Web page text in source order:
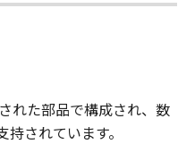
れた部品で構成され、数
されています。